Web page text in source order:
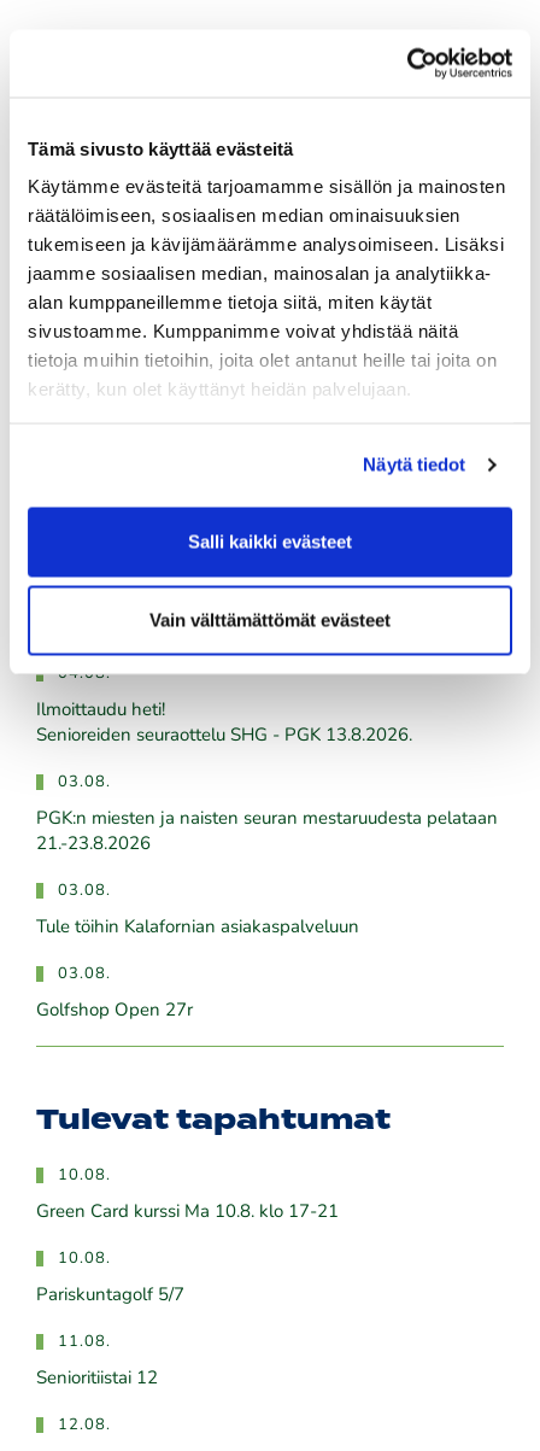
Tämä sivusto käyttää evästeitä
Käytämme evästeitä tarjoamamme sisällön ja mainosten
räätälöimiseen, sosiaalisen median ominaisuuksien
tukemiseen ja kävijämäärämme analysoimiseen. Lisäksi
jaamme sosiaalisen median, mainosalan ja analytiikka-
alan kumppaneillemme tietoja siitä, miten käytät
sivustoamme. Kumppanimme voivat yhdistää näitä
tietoja muihin tietoihin, joita olet antanut heille tai joita on
kerätty, kun olet käyttänyt heidän palvelujaan.
Näytä tiedot
Salli kaikki evästeet
Vain välttämättömät evästeet
Tuoreimmat uutiset
06.08.
PGK:n Oliver Honkanen mukana Erkko Trophyssa
04.08.
Ilmoittaudu heti!
​​​​​​​Senioreiden seuraottelu SHG - PGK 13.8.2026.
03.08.
PGK:n miesten ja naisten seuran mestaruudesta pelataan
21.-23.8.2026
03.08.
Tule töihin Kalafornian asiakaspalveluun
03.08.
Golfshop Open 27r
Tulevat tapahtumat
10.08.
Green Card kurssi Ma 10.8. klo 17-21
10.08.
Pariskuntagolf 5/7
11.08.
Senioritiistai 12
12.08.